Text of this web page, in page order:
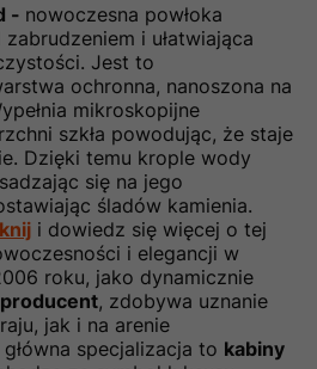
- nowoczesna powłoka
i ułatwiająca
Jest to
ochronna, nanoszona na
mikroskopijne
szkła powodując, że staje
Dzięki temu krople wody
się na jego
śladów kamienia.
i dowiedz się więcej o tej
i elegancji w
roku, jako dynamicznie
, zdobywa uznanie
jak i na arenie
specjalizacja to kabiny